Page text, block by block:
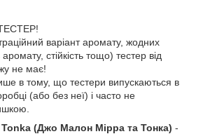
ТЕСТЕР!
варіант аромату, жодних
аромату, стійкість тощо) тестер від
не має!
в тому, що тестери випускаються в
(або без неї) і часто не
(Джо Малон Мірра та Тонка) -